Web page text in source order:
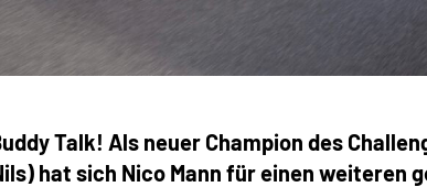
Talk! Als neuer Champion des
hat sich Nico Mann für einen weiteren